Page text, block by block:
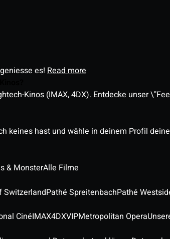
es! Read more
Kinos (IMAX, 4DX). Entdecke unser
keines hast und wähle in deinem Profil
& MonsterAlle Filme
SwitzerlandPathé SpreitenbachPathé
CinéIMAX4DXVIPMetropolitan Opera